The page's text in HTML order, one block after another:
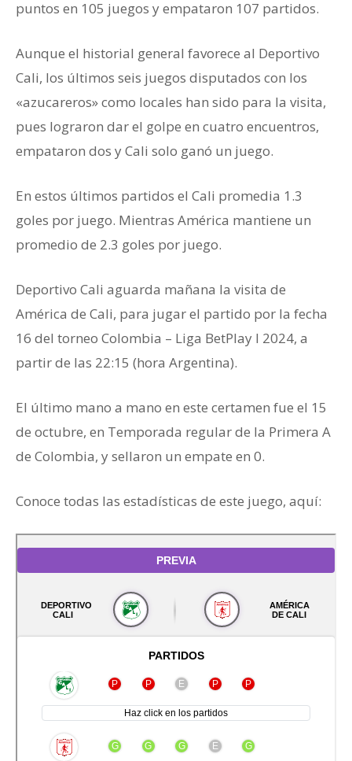
puntos en 105 juegos y empataron 107 partidos.
Aunque el historial general favorece al Deportivo
Cali, los últimos seis juegos disputados con los
«azucareros» como locales han sido para la visita,
pues lograron dar el golpe en cuatro encuentros,
empataron dos y Cali solo ganó un juego.
En estos últimos partidos el Cali promedia 1.3
goles por juego. Mientras América mantiene un
promedio de 2.3 goles por juego.
Deportivo Cali aguarda mañana la visita de
América de Cali, para jugar el partido por la fecha
16 del torneo Colombia – Liga BetPlay I 2024, a
partir de las 22:15 (hora Argentina).
El último mano a mano en este certamen fue el 15
de octubre, en Temporada regular de la Primera A
de Colombia, y sellaron un empate en 0.
Conoce todas las estadísticas de este juego, aquí: